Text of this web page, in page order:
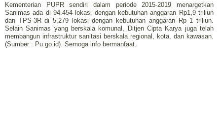
Kementerian PUPR sendiri dalam periode 2015-2019 menargetkan
Sanimas ada di 94.454 lokasi dengan kebutuhan anggaran Rp1,9 triliun
dan TPS-3R di 5.279 lokasi dengan kebutuhan anggaran Rp 1 triliun.
Selain Sanimas yang berskala komunal, Ditjen Cipta Karya juga telah
membangun infrastruktur sanitasi berskala regional, kota, dan kawasan.
(Sumber : Pu.go.id). Semoga info bermanfaat.